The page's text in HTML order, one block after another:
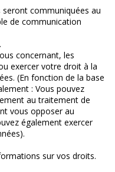
communiquées au
de communication
concernant, les
exercer votre droit à la
(En fonction de la base
: Vous pouvez
au traitement de
vous opposer au
également exercer
sur vos droits.